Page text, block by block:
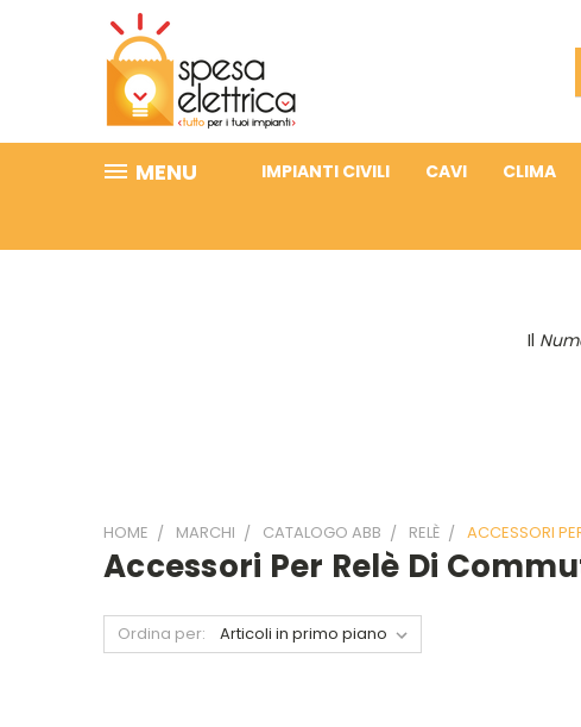
MENU IMPIANTI CIVILI CAVI CLIMA
Il
HOME MARCHI CATALOGO ABB RELÈ ACCESSORI
Accessori Per Relè Di
Ordina per: